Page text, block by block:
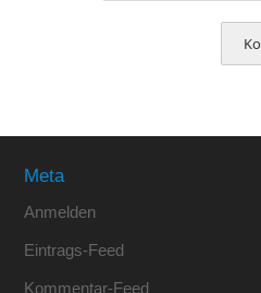
Meta
Anmelden
Eintrags-Feed
Kommentar-Feed